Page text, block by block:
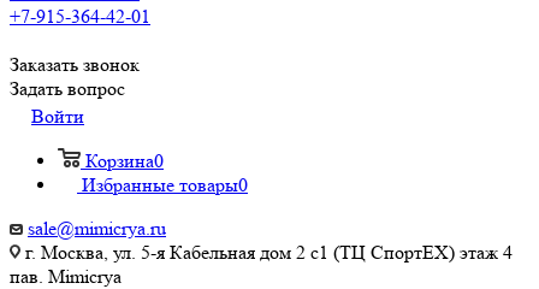
+7-915-364-42-01
Заказать звонок
Задать вопрос
Войти
Корзина0
Избранные товары0
sale@mimicrya.ru
г. Москва, ул. 5-я Кабельная дом 2 с1 (ТЦ СпортEX) этаж 4
пав. Mimicrya